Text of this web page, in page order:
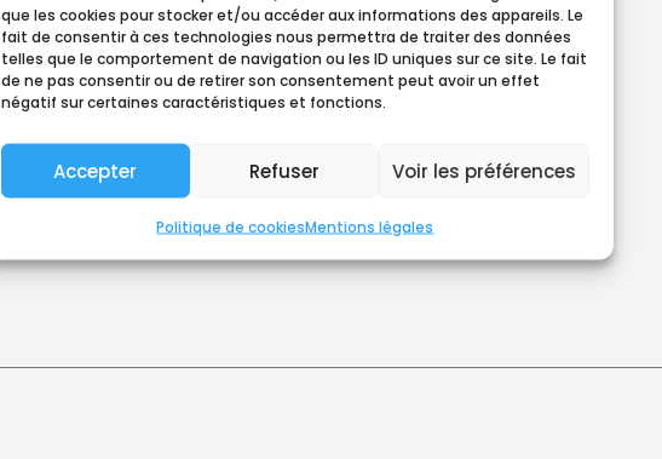
que les cookies pour stocker et/ou accéder aux informations des appareils. Le
fait de consentir à ces technologies nous permettra de traiter des données
telles que le comportement de navigation ou les ID uniques sur ce site. Le fait
de ne pas consentir ou de retirer son consentement peut avoir un effet
négatif sur certaines caractéristiques et fonctions.
Accepter Refuser Voir les préférences
Politique de cookiesMentions légales